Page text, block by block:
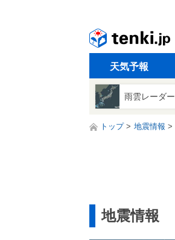
天気予報
雨雲レーダー
トップ 地震情報
地震情報